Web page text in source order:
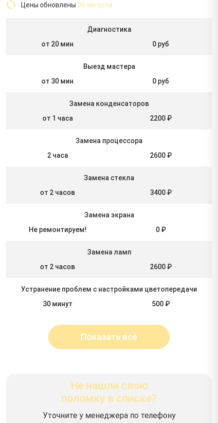
Цены обновлены 06 августа
Диагностика
от 20 мин
0 руб
Выезд мастера
от 30 мин
0 руб
Замена конденсаторов
от 1 часа
2200 ₽
Замена процессора
2 часа
2600 ₽
Замена стекла
от 2 часов
3400 ₽
Замена экрана
Не ремонтируем!
0 ₽
Замена ламп
от 2 часов
2600 ₽
Устранение проблем с настройками цветопередачи
30 минут
500 ₽
Показать всё
Не нашли свою
поломку в списке?
Уточните у менеджера по телефону